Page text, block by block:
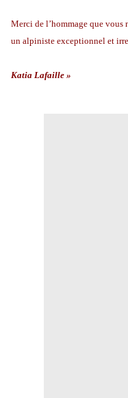
Merci de l’hommage que vous
un alpiniste exceptionnel et
Katia Lafaille »